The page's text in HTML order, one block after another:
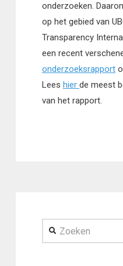
onderzoeken.
op het gebied van
Transparency
een recent
onderzoeksrapport
Lees hier de meest
van het rapport.
Zoeken